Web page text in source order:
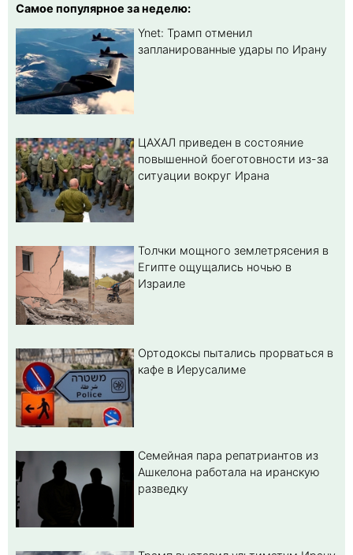
Самое популярное за неделю:
Ynet: Трамп отменил
запланированные удары по Ирану
ЦАХАЛ приведен в состояние
повышенной боеготовности из-за
ситуации вокруг Ирана
Толчки мощного землетрясения в
Египте ощущались ночью в
Израиле
Ортодоксы пытались прорваться в
кафе в Иерусалиме
Семейная пара репатриантов из
Ашкелона работала на иранскую
разведку